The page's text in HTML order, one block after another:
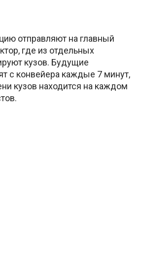
отправляют на главный
где из отдельных
кузов. Будущие
с конвейера каждые 7 минут,
кузов находится на каждом